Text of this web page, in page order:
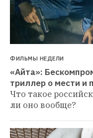
ФИЛЬМЫ НЕДЕЛИ
«Айта»:
триллер о мести и
Что такое
ли оно вообще?